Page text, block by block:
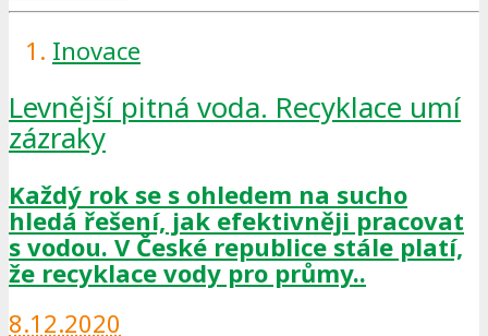
Inovace
Levnější pitná voda. Recyklace umí
zázraky
Každý rok se s ohledem na sucho
hledá řešení, jak efektivněji pracovat
s vodou. V České republice stále platí,
že recyklace vody pro průmy..
8.12.2020